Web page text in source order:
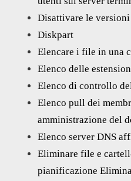
Disattivare le
Diskpart
Elencare i file in una
Elenco delle
Elenco di controllo
Elenco pull dei
amministrazione del
Elenco server DNS
Eliminare file e
pianificazione